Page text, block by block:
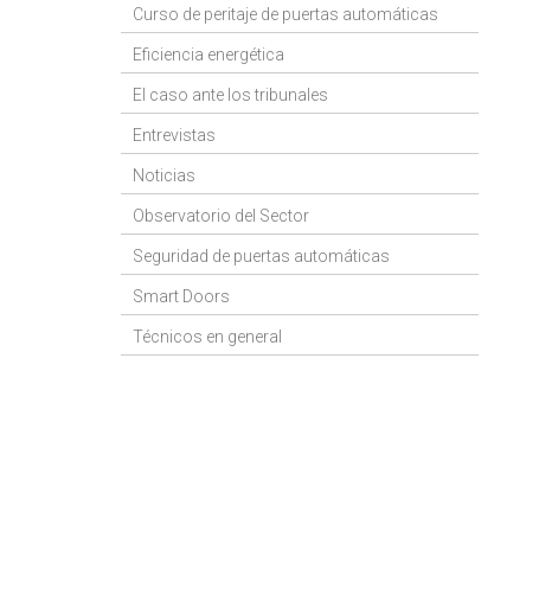
Curso de peritaje de puertas automáticas
Eficiencia energética
El caso ante los tribunales
Entrevistas
Noticias
Observatorio del Sector
Seguridad de puertas automáticas
Smart Doors
Técnicos en general